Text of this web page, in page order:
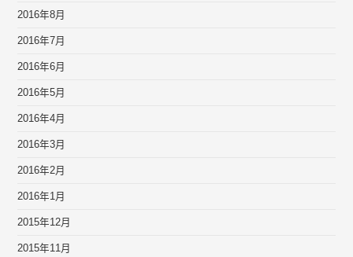
2016年8月
2016年7月
2016年6月
2016年5月
2016年4月
2016年3月
2016年2月
2016年1月
2015年12月
2015年11月